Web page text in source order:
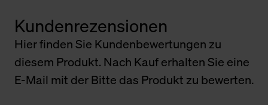
Kundenrezensionen
Hier finden Sie Kundenbewertungen zu
diesem Produkt. Nach Kauf erhalten Sie eine
E-Mail mit der Bitte das Produkt zu bewerten.